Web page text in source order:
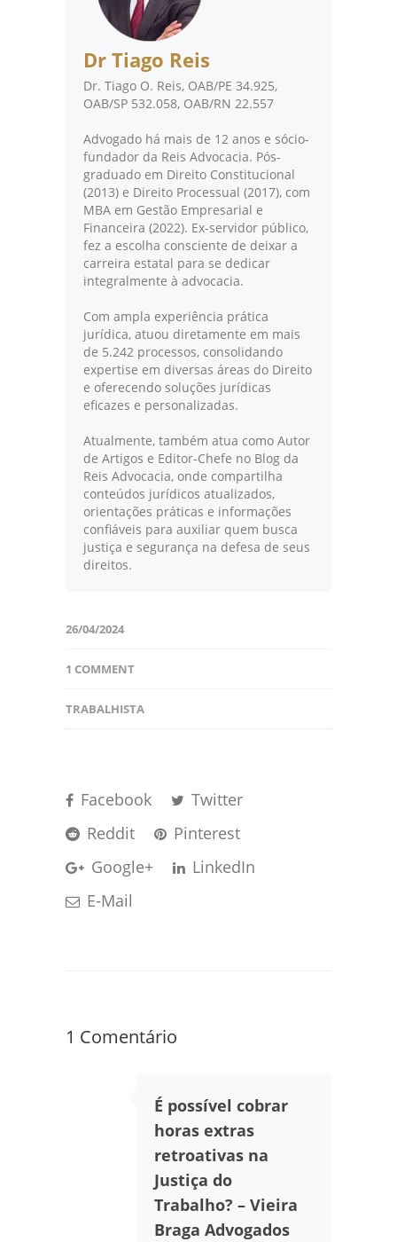
Dr Tiago Reis
Dr. Tiago O. Reis, OAB/PE 34.925,
OAB/SP 532.058, OAB/RN 22.557
Advogado há mais de 12 anos e sócio-
fundador da Reis Advocacia. Pós-
graduado em Direito Constitucional
(2013) e Direito Processual (2017), com
MBA em Gestão Empresarial e
Financeira (2022). Ex-servidor público,
fez a escolha consciente de deixar a
carreira estatal para se dedicar
integralmente à advocacia.
Com ampla experiência prática
jurídica, atuou diretamente em mais
de 5.242 processos, consolidando
expertise em diversas áreas do Direito
e oferecendo soluções jurídicas
eficazes e personalizadas.
Atualmente, também atua como Autor
de Artigos e Editor-Chefe no Blog da
Reis Advocacia, onde compartilha
conteúdos jurídicos atualizados,
orientações práticas e informações
confiáveis para auxiliar quem busca
justiça e segurança na defesa de seus
direitos.
26/04/2024
1 COMMENT
TRABALHISTA
Facebook
Twitter
Reddit
Pinterest
Google+
LinkedIn
E-Mail
1 Comentário
É possível cobrar
horas extras
retroativas na
Justiça do
Trabalho? – Vieira
Braga Advogados